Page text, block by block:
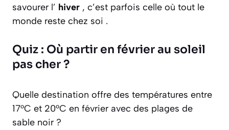
savourer l’ hiver , c’est parfois celle où tout le
monde reste chez soi .
Quiz : Où partir en février au soleil
pas cher ?
Quelle destination offre des températures entre
17°C et 20°C en février avec des plages de
sable noir ?